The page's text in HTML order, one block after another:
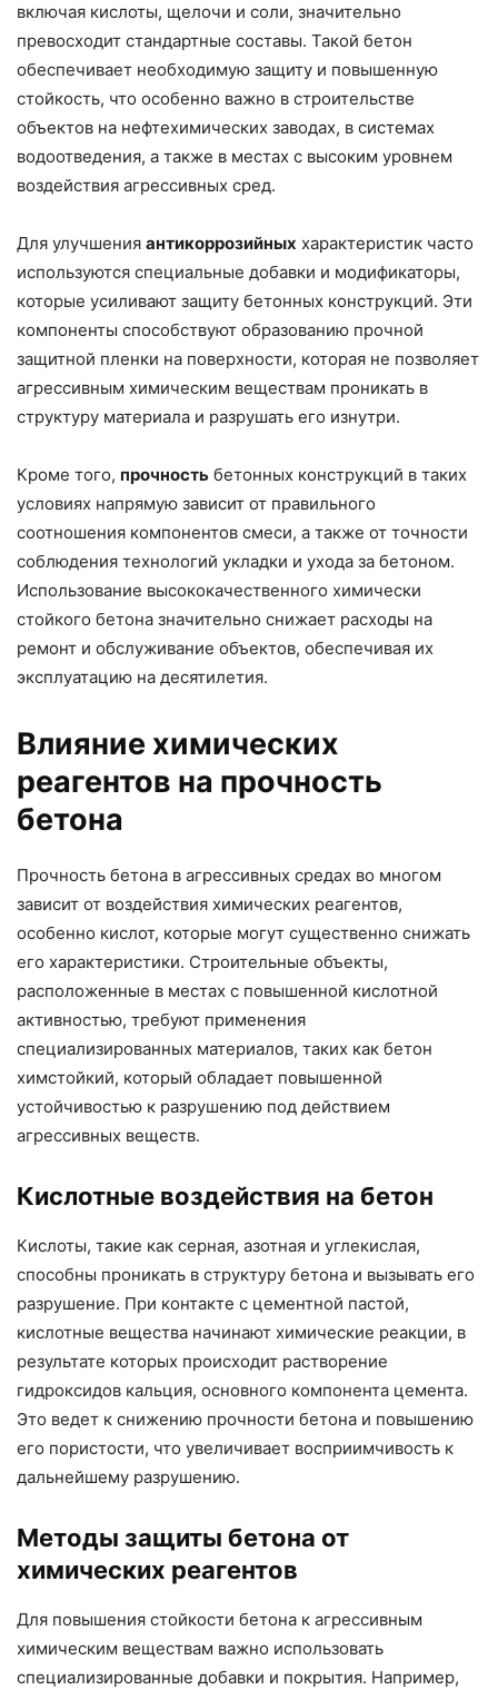
включая кислоты, щелочи и соли, значительно
превосходит стандартные составы. Такой бетон
обеспечивает необходимую защиту и повышенную
стойкость, что особенно важно в строительстве
объектов на нефтехимических заводах, в системах
водоотведения, а также в местах с высоким уровнем
воздействия агрессивных сред.
Для улучшения антикоррозийных характеристик часто
используются специальные добавки и модификаторы,
которые усиливают защиту бетонных конструкций. Эти
компоненты способствуют образованию прочной
защитной пленки на поверхности, которая не позволяет
агрессивным химическим веществам проникать в
структуру материала и разрушать его изнутри.
Кроме того, прочность бетонных конструкций в таких
условиях напрямую зависит от правильного
соотношения компонентов смеси, а также от точности
соблюдения технологий укладки и ухода за бетоном.
Использование высококачественного химически
стойкого бетона значительно снижает расходы на
ремонт и обслуживание объектов, обеспечивая их
эксплуатацию на десятилетия.
Влияние химических
реагентов на прочность
бетона
Прочность бетона в агрессивных средах во многом
зависит от воздействия химических реагентов,
особенно кислот, которые могут существенно снижать
его характеристики. Строительные объекты,
расположенные в местах с повышенной кислотной
активностью, требуют применения
специализированных материалов, таких как бетон
химстойкий, который обладает повышенной
устойчивостью к разрушению под действием
агрессивных веществ.
Кислотные воздействия на бетон
Кислоты, такие как серная, азотная и углекислая,
способны проникать в структуру бетона и вызывать его
разрушение. При контакте с цементной пастой,
кислотные вещества начинают химические реакции, в
результате которых происходит растворение
гидроксидов кальция, основного компонента цемента.
Это ведет к снижению прочности бетона и повышению
его пористости, что увеличивает восприимчивость к
дальнейшему разрушению.
Методы защиты бетона от
химических реагентов
Для повышения стойкости бетона к агрессивным
химическим веществам важно использовать
специализированные добавки и покрытия. Например,